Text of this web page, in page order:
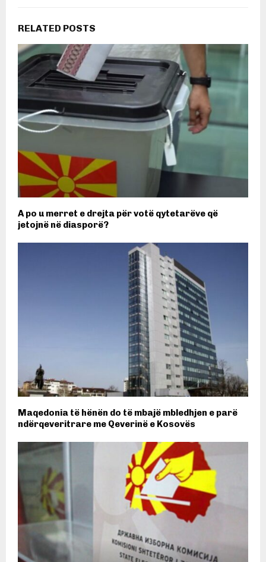
RELATED POSTS
A po u merret e drejta për votë qytetarëve që
jetojnë në diasporë?
Maqedonia të hënën do të mbajë mbledhjen e parë
ndërqeveritrare me Qeverinë e Kosovës